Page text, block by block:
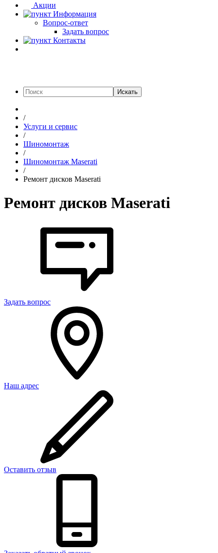
Акции
Информация
Вопрос-ответ
Задать вопрос
Контакты
Искать
/
Услуги и сервис
/
Шиномонтаж
/
Шиномонтаж Maserati
/
Ремонт дисков Maserati
Ремонт дисков Maserati
Задать вопрос
Наш адрес
Оставить отзыв